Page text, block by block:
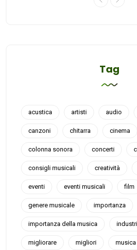
Tag
acustica artisti audio
canzoni chitarra cinema
colonna sonora concerti
consigli musicali creatività
eventi eventi musicali film
genere musicale importanza
importanza della musica
migliorare migliori musica